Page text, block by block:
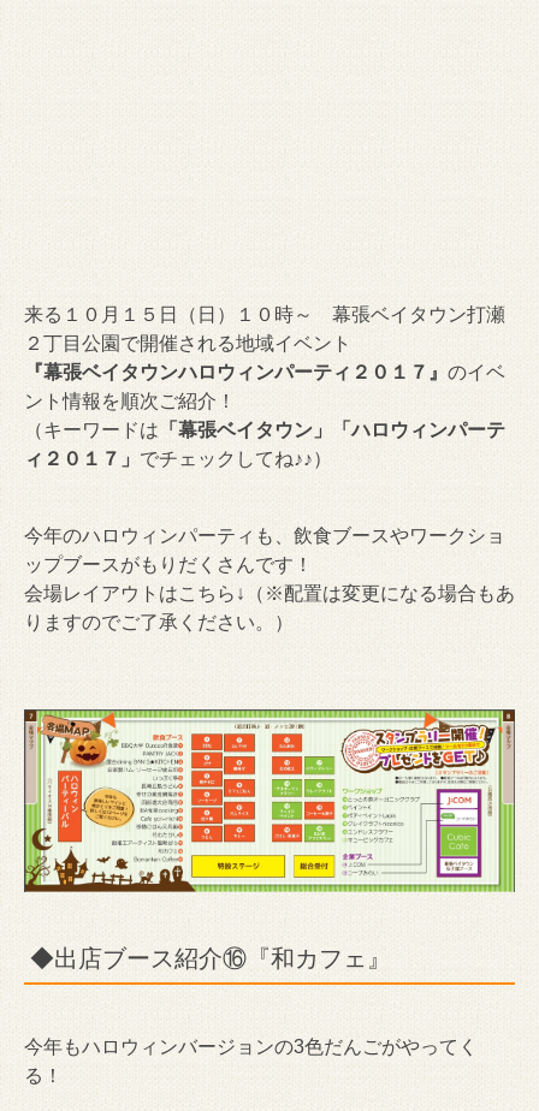
来る１０月１５日（日）１０時～ 幕張ベイタウン打瀬
２丁目公園で開催される地域イベント
『幕張ベイタウンハロウィンパーティ２０１７』 のイベ
ント情報を順次ご紹介！
（キーワードは 「幕張ベイタウン」「ハロウィンパーテ
ィ２０１７」 でチェックしてね♪♪）
今年のハロウィンパーティも、飲食ブースやワークショ
ップブースがもりだくさんです！
会場レイアウトはこちら↓（※配置は変更になる場合もあ
りますのでご了承ください。）
◆出店ブース紹介⑯『和カフェ』
今年もハロウィンバージョンの3色だんごがやってく
る！